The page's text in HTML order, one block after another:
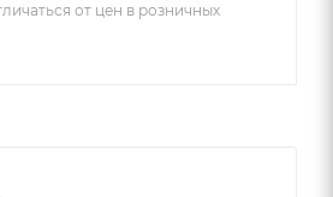
от цен в розничных